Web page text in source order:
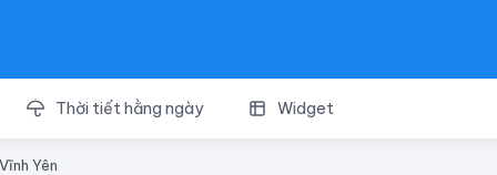
Thời tiết hằng ngày Widget
Yên